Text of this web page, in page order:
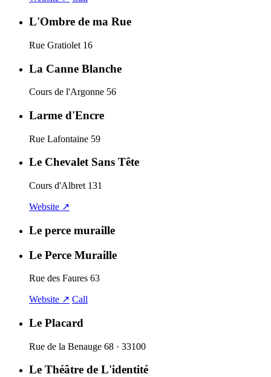
L'Ombre de ma Rue
Rue Gratiolet 16
La Canne Blanche
Cours de l'Argonne 56
Larme d'Encre
Rue Lafontaine 59
Le Chevalet Sans Tête
Cours d'Albret 131
Website ↗
Le perce muraille
Le Perce Muraille
Rue des Faures 63
Website ↗ Call
Le Placard
Rue de la Benauge 68 · 33100
Le Théâtre de L'identité